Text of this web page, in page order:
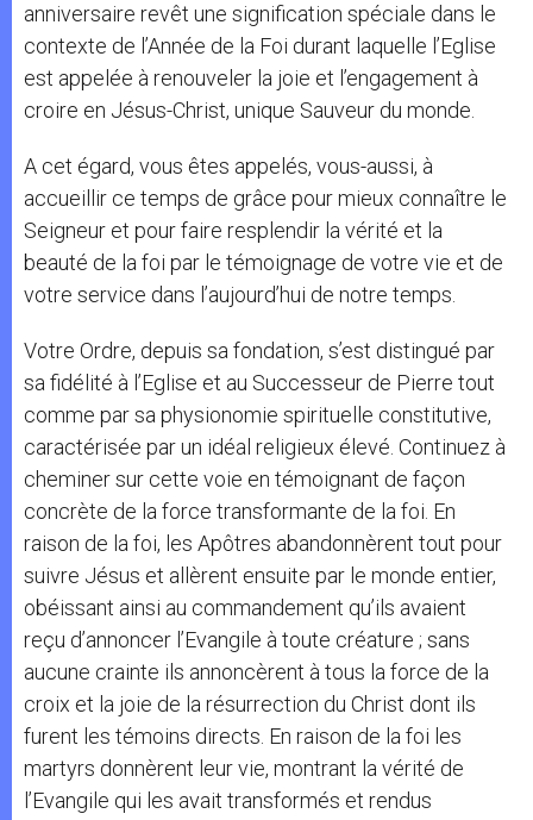
anniversaire revêt une signification spéciale dans le
contexte de l’Année de la Foi durant laquelle l’Eglise
est appelée à renouveler la joie et l’engagement à
croire en Jésus-Christ, unique Sauveur du monde.
A cet égard, vous êtes appelés, vous-aussi, à
accueillir ce temps de grâce pour mieux connaître le
Seigneur et pour faire resplendir la vérité et la
beauté de la foi par le témoignage de votre vie et de
votre service dans l’aujourd’hui de notre temps.
Votre Ordre, depuis sa fondation, s’est distingué par
sa fidélité à l’Eglise et au Successeur de Pierre tout
comme par sa physionomie spirituelle constitutive,
caractérisée par un idéal religieux élevé. Continuez à
cheminer sur cette voie en témoignant de façon
concrète de la force transformante de la foi. En
raison de la foi, les Apôtres abandonnèrent tout pour
suivre Jésus et allèrent ensuite par le monde entier,
obéissant ainsi au commandement qu’ils avaient
reçu d’annoncer l’Evangile à toute créature ; sans
aucune crainte ils annoncèrent à tous la force de la
croix et la joie de la résurrection du Christ dont ils
furent les témoins directs. En raison de la foi les
martyrs donnèrent leur vie, montrant la vérité de
l’Evangile qui les avait transformés et rendus